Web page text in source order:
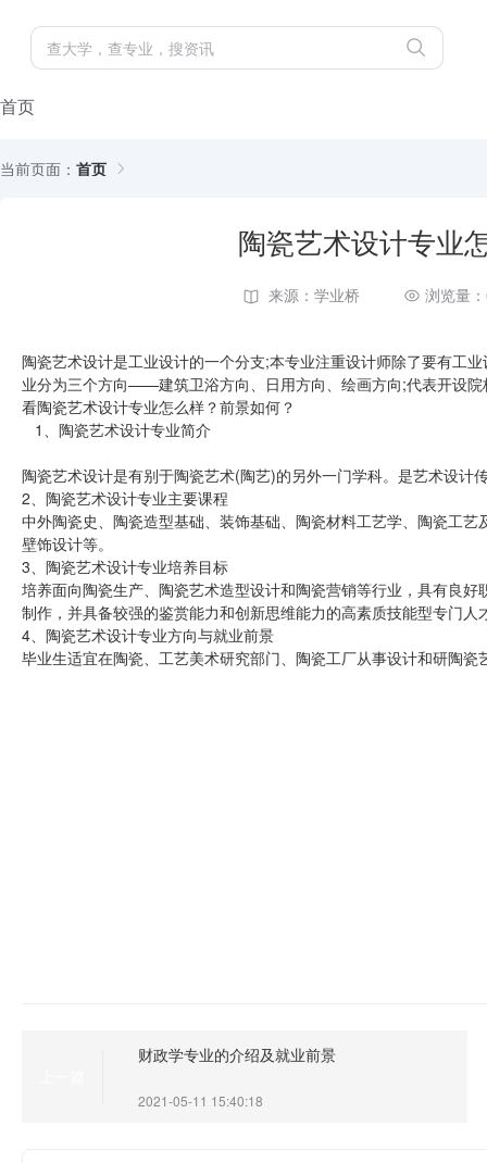
首页
当前页面： 首页
陶瓷艺术设计专业
来源：学业桥 浏览量
陶瓷艺术设计是工业设计的一个分支;本专业注重设计师除了要有工
业分为三个方向——建筑卫浴方向、日用方向、绘画方向;代表开设
看陶瓷艺术设计专业怎么样？前景如何？
1、陶瓷艺术设计专业简介
陶瓷艺术设计是有别于陶瓷艺术(陶艺)的另外一门学科。是艺术设计
2、陶瓷艺术设计专业主要课程
中外陶瓷史、陶瓷造型基础、装饰基础、陶瓷材料工艺学、陶瓷工
壁饰设计等。
3、陶瓷艺术设计专业培养目标
培养面向陶瓷生产、陶瓷艺术造型设计和陶瓷营销等行业，具有良
制作，并具备较强的鉴赏能力和创新思维能力的高素质技能型专门人
4、陶瓷艺术设计专业方向与就业前景
毕业生适宜在陶瓷、工艺美术研究部门、陶瓷工厂从事设计和研陶
财政学专业的介绍及就业前景
2021-05-11 15:40:18